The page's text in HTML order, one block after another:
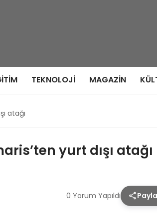
TEKNOLOJI MAGAZIN
atağı
yurt dışı atağı
0 Yorum Yapıldı